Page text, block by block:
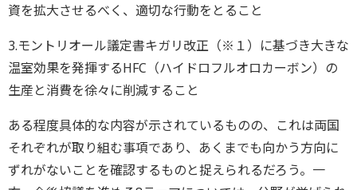
資を拡大させるべく、適切な行動をとること
3.モントリオール議定書キガリ改正（※１）に基づき大きな
温室効果を発揮するHFC（ハイドロフルオロカーボン）の
生産と消費を徐々に削減すること
ある程度具体的な内容が示されているものの、これは両国
それぞれが取り組む事項であり、あくまでも向かう方向に
ずれがないことを確認するものと捉えられるだろう。一